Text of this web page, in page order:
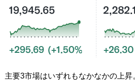
主要3市場はいずれもなかなかの上